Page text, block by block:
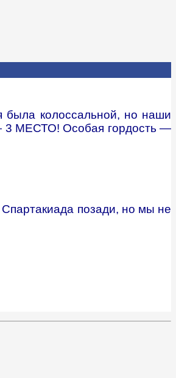
была колоссальной, но наши
3 МЕСТО! Особая гордость —
позади, но мы не